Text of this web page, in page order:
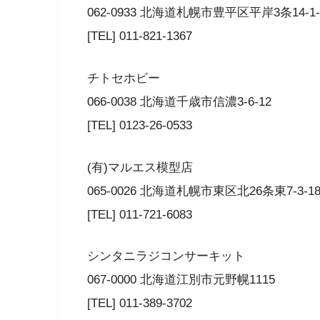
062-0933 北海道札幌市豊平区平岸3条14-
[TEL] 011-821-1367
チトセホビー
066-0038 北海道千歳市信濃3-6-12
[TEL] 0123-26-0533
(有)マルエス模型店
065-0026 北海道札幌市東区北26条東7-3-18
[TEL] 011-721-6083
シンタニラジコンサーキット
067-0000 北海道江別市元野幌1115
[TEL] 011-389-3702